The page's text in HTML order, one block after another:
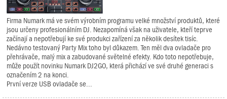
Firma Numark má ve svém výrobním programu velké množství produktů, které
jsou určeny profesionálním DJ. Nezapomíná však na uživatele, kteří teprve
začínají a nepotřebují ke své produkci zařízení za několik desítek tisíc.
Nedávno testovaný Party Mix toho byl důkazem. Ten měl dva ovladače pro
přehrávače, malý mix a zabudované světelné efekty. Kdo toto nepotřebuje,
může použít novinku Numark DJ2GO, která přichází ve své druhé generaci s
označením 2 na konci.
První verze USB ovladače se...